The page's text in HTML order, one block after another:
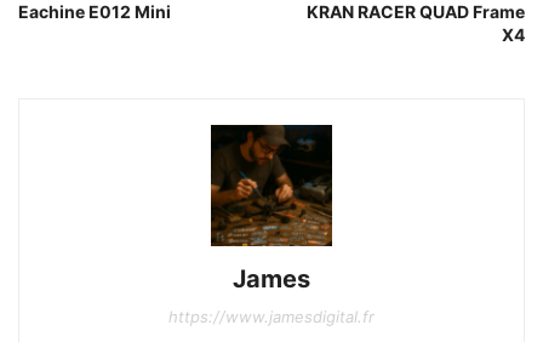
Eachine E012 Mini
KRAN RACER QUAD Frame
X4
James
https://www.jamesdigital.fr